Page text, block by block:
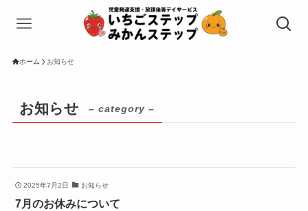
ホーム お知らせ
お知らせ – category –
2025年7月2日 お知らせ
7月のお休みについて